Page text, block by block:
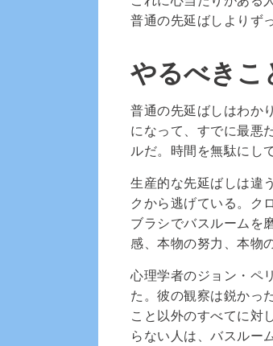
普通の先延ばしよりず
やるべきこ
普通の先延ばしはわか
になって、すでに最悪
ルだ。時間を無駄にし
生産的な先延ばしは違
クから逃げている。ク
ブラシでバスルームを
感、本物の努力、本物
心理学者のジョン・ペ
た。彼の観察は鋭かっ
こと以外のすべてに対
らない人は、バスルー